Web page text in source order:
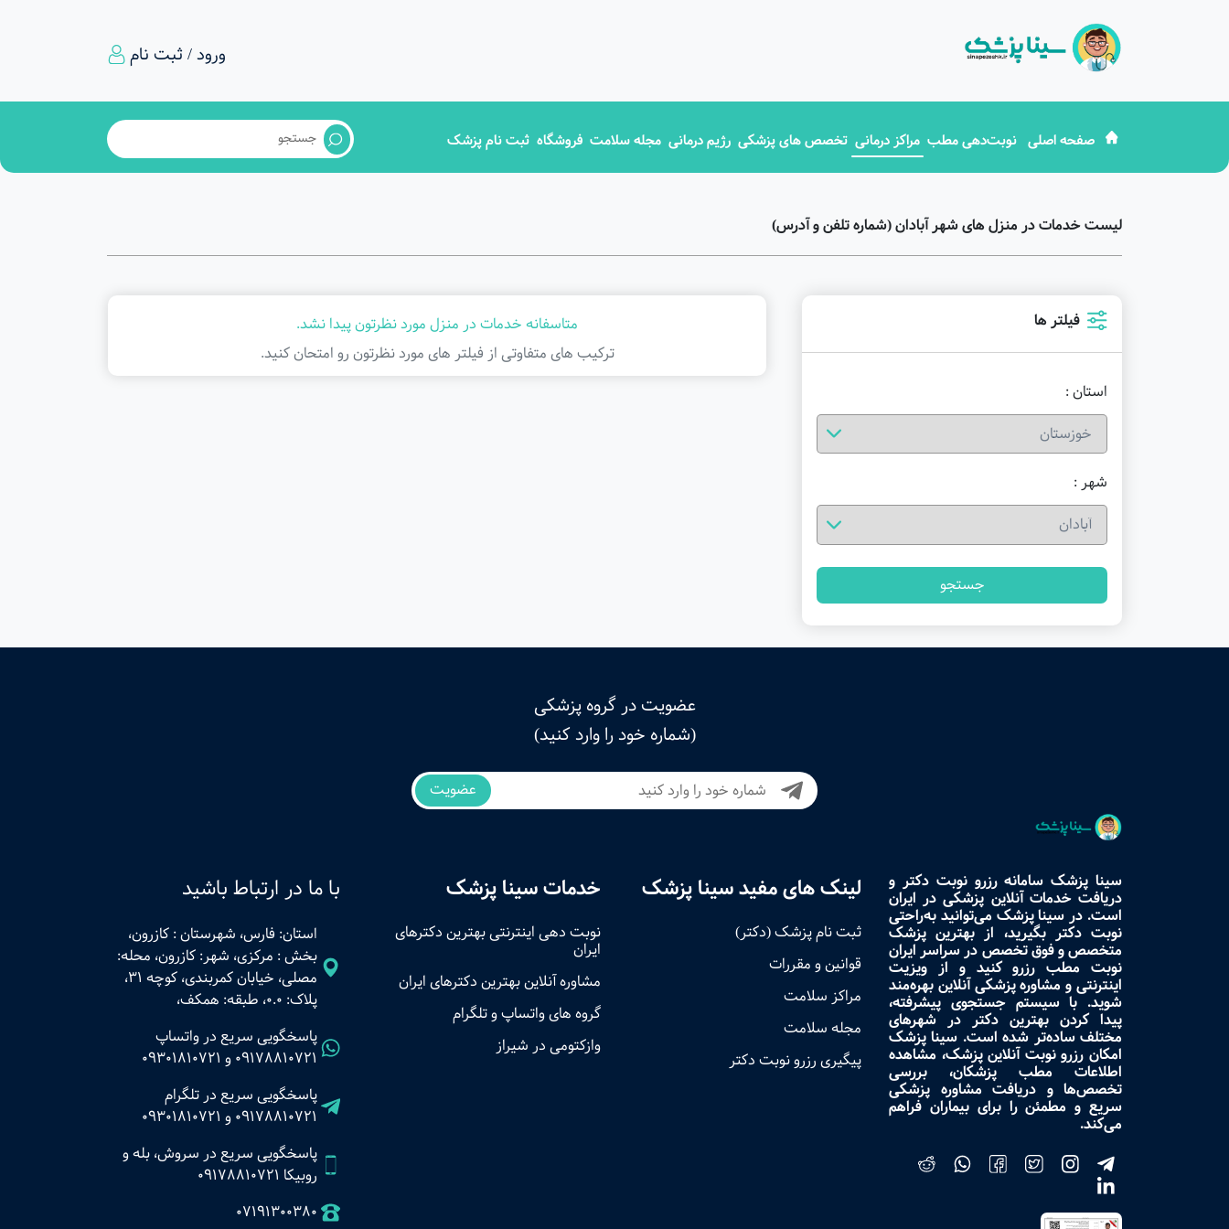
ورود / ثبت نام
صفحه اصلی نوبت‌دهی مطب مراکز درمانی تخصص های پزشکی رژیم درمانی مجله سلامت فروشگاه ثبت نام پزشک
لیست خدمات در منزل های شهر آبادان (شماره تلفن و آدرس)
فیلتر ها
استان :
شهر :
جستجو
متاسفانه خدمات در منزل مورد نظرتون پیدا نشد.
ترکیب های متفاوتی از فیلتر ‌های مورد نظرتون رو امتحان کنید.
عضویت در گروه پزشکی
(شماره خود را وارد کنید)
عضویت
سینا پزشک سامانه رزرو نوبت دکتر و
دریافت خدمات آنلاین پزشکی در ایران
است. در سینا پزشک می‌توانید به‌راحتی
نوبت دکتر بگیرید، از بهترین پزشک
متخصص و فوق تخصص در سراسر ایران
نوبت مطب رزرو کنید و از ویزیت
اینترنتی و مشاوره پزشکی آنلاین بهره‌مند
شوید. با سیستم جستجوی پیشرفته،
پیدا کردن بهترین دکتر در شهرهای
مختلف ساده‌تر شده است. سینا پزشک
امکان رزرو نوبت آنلاین پزشک، مشاهده
اطلاعات مطب پزشکان، بررسی
تخصص‌ها و دریافت مشاوره پزشکی
سریع و مطمئن را برای بیماران فراهم
می‌کند.
لینک های مفید سینا پزشک
ثبت نام پزشک (دکتر)
قوانین و مقررات
مراکز سلامت
مجله سلامت
پیگیری رزرو نوبت دکتر
خدمات سینا پزشک
نوبت‌ دهی اینترنتی بهترین دکترهای
ایران
مشاوره آنلاین بهترین دکترهای ایران
گروه های واتساپ و تلگرام
وازکتومی در شیراز
با ما در ارتباط باشید
استان: فارس، شهرستان : کازرون،
بخش : مرکزی، شهر: کازرون، محله:
مصلی، خیابان کمربندی، کوچه 31،
پلاک: 0.0، طبقه: همکف،
پاسخگویی سریع در واتساپ
09178810721 و 09301810721
پاسخگویی سریع در تلگرام
09178810721 و 09301810721
پاسخگویی سریع در سروش، بله و
روبیکا 09178810721
07191300380